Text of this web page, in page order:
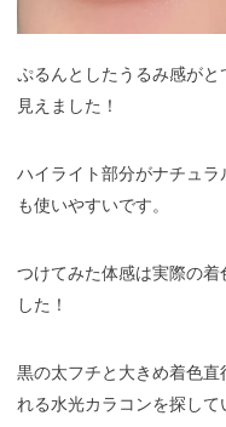
ぷるんとしたうるみ感が
見えました！
ハイライト部分がナチュ
も使いやすいです。
つけてみた体感は実際の
した！
黒の太フチと大きめ着色
れる水光カラコンを探し